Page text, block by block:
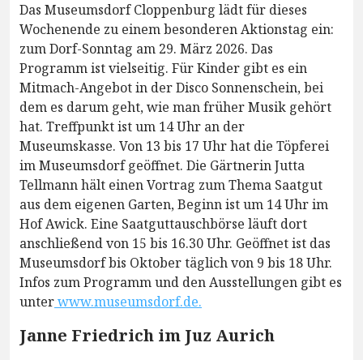
Das Museumsdorf Cloppenburg lädt für dieses
Wochenende zu einem besonderen Aktionstag ein:
zum Dorf-Sonntag am 29. März 2026. Das
Programm ist vielseitig. Für Kinder gibt es ein
Mitmach-Angebot in der Disco Sonnenschein, bei
dem es darum geht, wie man früher Musik gehört
hat. Treffpunkt ist um 14 Uhr an der
Museumskasse. Von 13 bis 17 Uhr hat die Töpferei
im Museumsdorf geöffnet. Die Gärtnerin Jutta
Tellmann hält einen Vortrag zum Thema Saatgut
aus dem eigenen Garten, Beginn ist um 14 Uhr im
Hof Awick. Eine Saatguttauschbörse läuft dort
anschließend von 15 bis 16.30 Uhr. Geöffnet ist das
Museumsdorf bis Oktober täglich von 9 bis 18 Uhr.
Infos zum Programm und den Ausstellungen gibt es
unterwww.museumsdorf.de.
Janne Friedrich im Juz Aurich